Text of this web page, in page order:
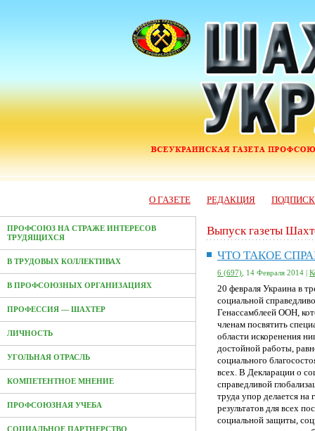
О ГАЗЕТЕ РЕДАКЦИЯ
ПРОФСОЮЗ НА СТРАЖЕ ИНТЕРЕСОВ
ТРУДЯЩИХСЯ
В ТРУДОВЫХ КОЛЛЕКТИВАХ
В ПРОФСОЮЗНЫХ ОРГАНИЗАЦИЯХ
ПРОФЕССИЯ — ШАХТЕР
ЛИЧНОСТЬ
УГОЛЬНАЯ ОТРАСЛЬ
КОМПЕТЕНТНОЕ МНЕНИЕ
ПРОФСОЮЗНАЯ УЧЕБА
СОЦИАЛЬНОЕ ПАРТНЕРСТВО
Выпуск газеты
ЧТО ТАКОЕ
6 (697), 14 Февраля 2014 |
20 февраля Украина в
социальной
Генассамблеей ООН,
членам посвятить
области искоренения
достойной работы,
социального
всех. В Декларации о
справедливой
труда упор делается на
результатов для всех
социальной защиты,